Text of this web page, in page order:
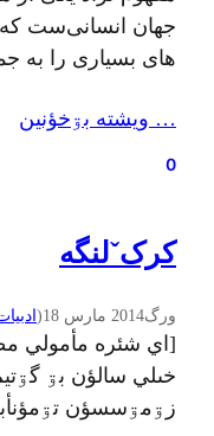
های بسیاری را به
به زیست‌شناسی، در
زمینه­ را برای
… ويشته بۊخؤنين
0
کرکˇلنگه
ورگ2014 مارس 18 (
[اي شئره مأمولي
خىلي سالؤن بۊ
زۊمۊسسؤن